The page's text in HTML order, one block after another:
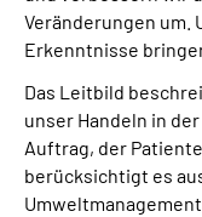
Veränderungen um.
Erkenntnisse
Das Leitbild
unser Handeln in
Auftrag, der
berücksichtigt es